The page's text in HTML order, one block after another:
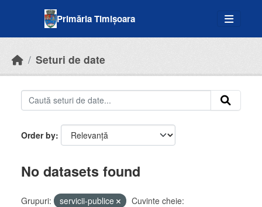
Primăria Timișoara
Seturi de date
Order by
No datasets found
Grupuri: servicii-publice
Cuvinte cheie: